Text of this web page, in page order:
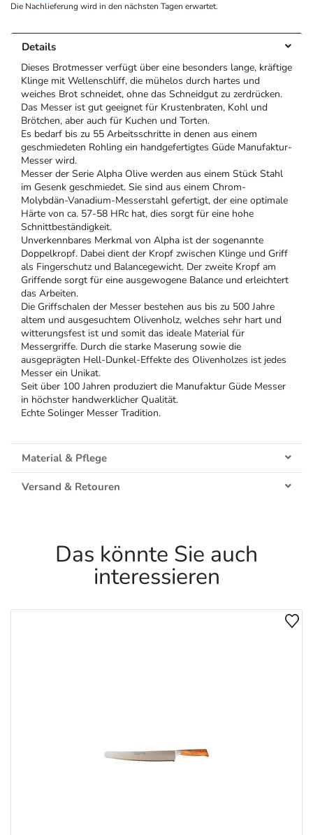
Die Nachlieferung wird in den nächsten Tagen erwartet.
Details
Dieses Brotmesser verfügt über eine besonders lange, kräftige
Klinge mit Wellenschliff, die mühelos durch hartes und
weiches Brot schneidet, ohne das Schneidgut zu zerdrücken.
Das Messer ist gut geeignet für Krustenbraten, Kohl und
Brötchen, aber auch für Kuchen und Torten.
Es bedarf bis zu 55 Arbeitsschritte in denen aus einem
geschmiedeten Rohling ein handgefertigtes Güde Manufaktur-
Messer wird.
Messer der Serie Alpha Olive werden aus einem Stück Stahl
im Gesenk geschmiedet. Sie sind aus einem Chrom-
Molybdän-Vanadium-Messerstahl gefertigt, der eine optimale
Härte von ca. 57-58 HRc hat, dies sorgt für eine hohe
Schnittbeständigkeit.
Unverkennbares Merkmal von Alpha ist der sogenannte
Doppelkropf. Dabei dient der Kropf zwischen Klinge und Griff
als Fingerschutz und Balancegewicht. Der zweite Kropf am
Griffende sorgt für eine ausgewogene Balance und erleichtert
das Arbeiten.
Die Griffschalen der Messer bestehen aus bis zu 500 Jahre
altem und ausgesuchtem Olivenholz, welches sehr hart und
witterungsfest ist und somit das ideale Material für
Messergriffe. Durch die starke Maserung sowie die
ausgeprägten Hell-Dunkel-Effekte des Olivenholzes ist jedes
Messer ein Unikat.
Seit über 100 Jahren produziert die Manufaktur Güde Messer
in höchster handwerklicher Qualität.
Echte Solinger Messer Tradition.
Material & Pflege
Versand & Retouren
Das könnte Sie auch
interessieren